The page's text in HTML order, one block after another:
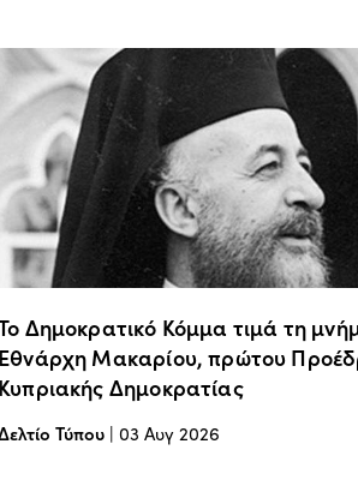
Δημοκρατικό Κόμμα τιμά τη
Εθνάρχη Μακαρίου, πρώτου
Κυπριακής Δημοκρατίας
Τύπου | 03 Αυγ 2026